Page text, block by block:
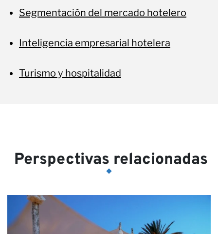
Segmentación del mercado hotelero
Inteligencia empresarial hotelera
Turismo y hospitalidad
Perspectivas relacionadas